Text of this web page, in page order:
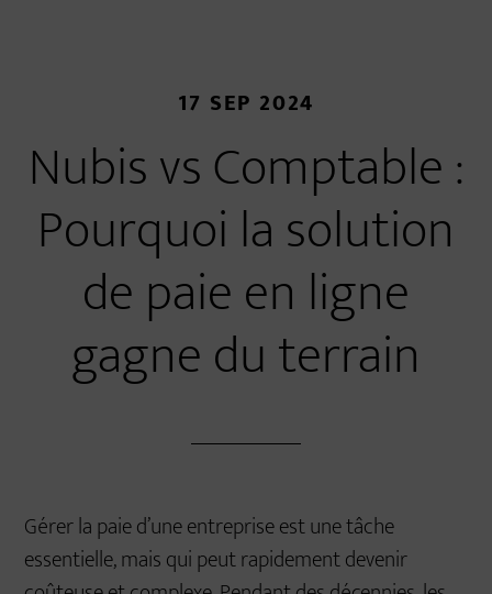
17 SEP 2024
Nubis vs Comptable :
Pourquoi la solution
de paie en ligne
gagne du terrain
Gérer la paie d’une entreprise est une tâche
essentielle, mais qui peut rapidement devenir